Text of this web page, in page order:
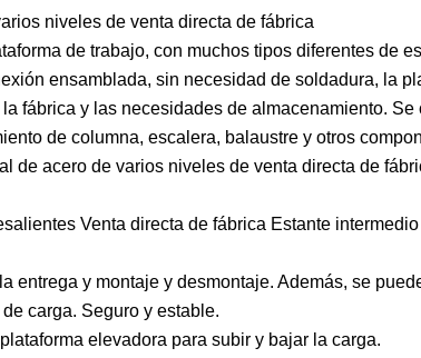
niveles de venta directa de fábrica
de trabajo, con muchos tipos diferentes de
ensamblada, sin necesidad de soldadura, la
fábrica y las necesidades de almacenamiento.
de columna, escalera, balaustre y otros
de acero de varios niveles de venta directa de
Venta directa de fábrica Estante
entrega y montaje y desmontaje. Además, se
carga. Seguro y estable.
elevadora para subir y bajar la carga.